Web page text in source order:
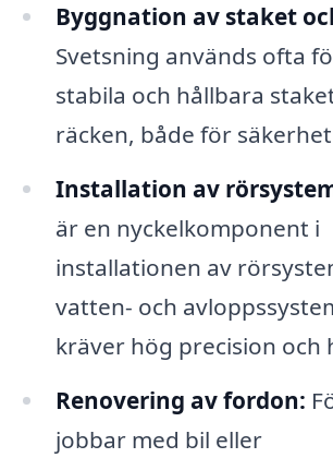
Byggnation av staket
Svetsning används ofta
stabila och hållbara
räcken, både för
Installation av
är en nyckelkomponent i
installationen av
vatten- och
kräver hög precision och
Renovering av fordon:
jobbar med bil eller